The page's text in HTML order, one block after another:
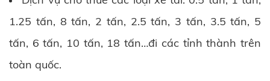
1.25 tấn, 8 tấn, 2 tấn, 2.5 tấn, 3 tấn, 3.5 tấn, 5
tấn, 6 tấn, 10 tấn, 18 tấn…đi các tỉnh thành trên
toàn quốc.